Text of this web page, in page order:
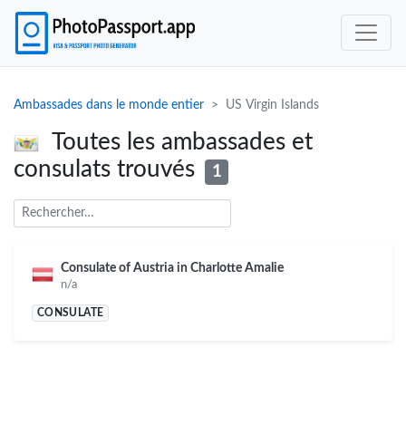
Ambassades dans le monde entier US Virgin Islands
Toutes les ambassades et
consulats trouvés
1
Consulate of Austria in Charlotte Amalie
n/a
CONSULATE